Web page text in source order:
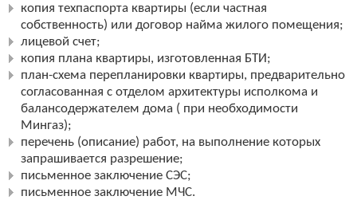
копия техпаспорта квартиры (если частная
собственность) или договор найма жилого помещения;
лицевой счет;
копия плана квартиры, изготовленная БТИ;
план-схема перепланировки квартиры, предварительно
согласованная с отделом архитектуры исполкома и
балансодержателем дома ( при необходимости
Мингаз);
перечень (описание) работ, на выполнение которых
запрашивается разрешение;
письменное заключение СЭС;
письменное заключение МЧС.